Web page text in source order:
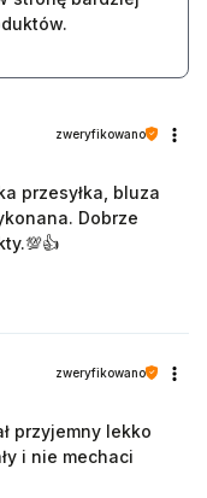
zweryfikowano
przesyłka, bluza
Dobrze
zweryfikowano
przyjemny lekko
i nie mechaci